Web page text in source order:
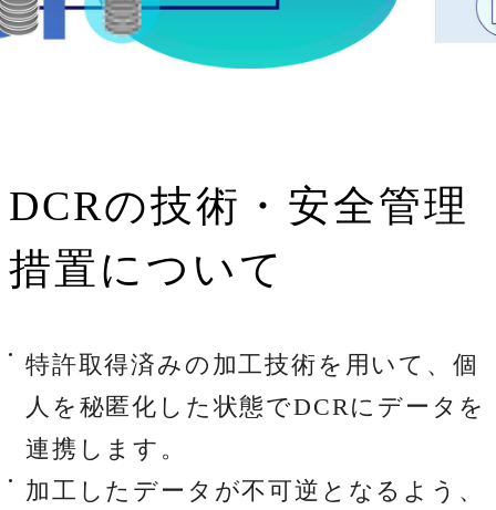
DCRの技術・安全管理
措置について
特許取得済みの加工技術を用いて、個
人を秘匿化した状態でDCRにデータを
連携します。
加工したデータが不可逆となるよう、